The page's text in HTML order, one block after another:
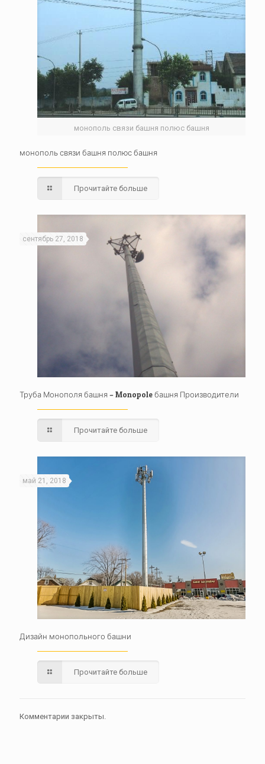
монополь связи башня полюс башня
монополь связи башня полюс башня
Прочитайте больше
сентябрь 27, 2018
Труба Монополя башня – Monopole башня Производители
Прочитайте больше
май 21, 2018
Дизайн монопольного башни
Прочитайте больше
Комментарии закрыты.